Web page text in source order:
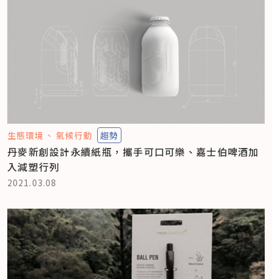
生態環境 氣候行動 趨勢
丹麥新創設計永續紙瓶，攜手可口可樂、嘉士伯啤酒加
入減塑行列
2021.03.08